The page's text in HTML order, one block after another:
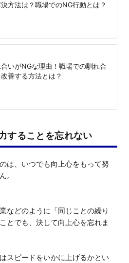
決方法は？職場でのNG行動とは？
いがNGな理由！職場での馴れ合
善する方法とは？
することを忘れない
は、いつでも向上心をもって努
。
などのように「同じことの繰り
とでも、決して向上心を忘れま
スピードをいかに上げるかとい